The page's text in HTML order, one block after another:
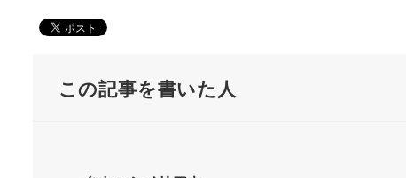
この記事を書いた人